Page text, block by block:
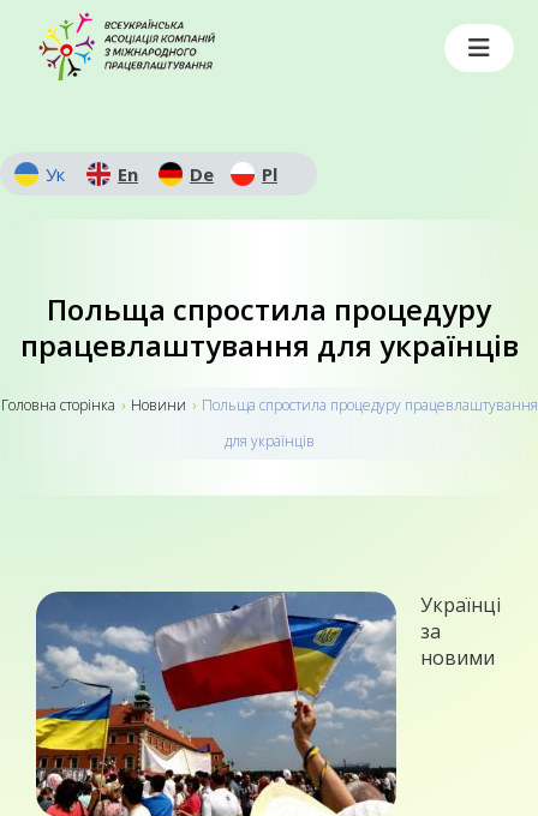
Ук En De Pl
Польща спростила процедуру
працевлаштування для українців
Головна сторiнка › Новини › Польща спростила процедуру працевлаштування
для українців
Українці
за
новими